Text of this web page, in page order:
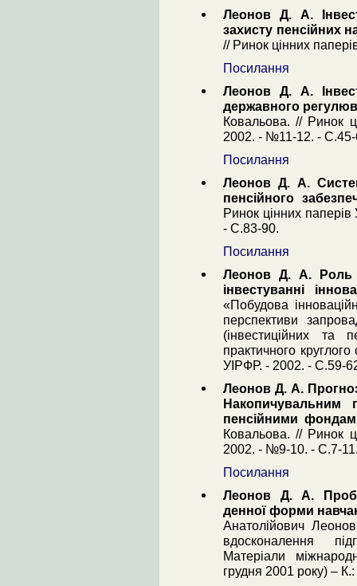
Леонов Д. А.
захисту пенсійних
// Ринок цінних
Посилання
Леонов Д. А.
державного
Ковальова. // Ринок
2002. - №11-12. -
Посилання
Леонов Д. А.
пенсійного
Ринок цінних
- С.83-90.
Посилання
Леонов Д. А. Роль
інвестуванні
«Побудова
перспективи
(інвестиційних та
практичного
УІРФР. - 2002. - С.59-
Леонов Д. А.
Накопичувальним
пенсійними
Ковальова. // Ринок
2002. - №9-10. - С.7-
Посилання
Леонов Д. А.
денної форми
Анатолійович
вдосконалення
Матеріали
грудня 2001 року) –